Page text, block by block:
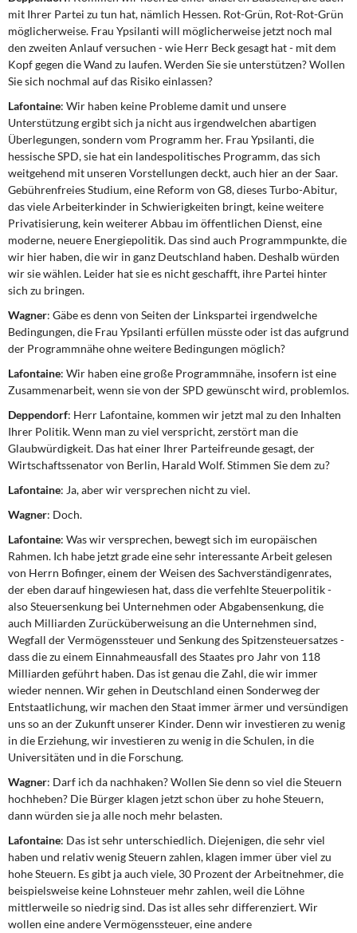
mit Ihrer Partei zu tun hat, nämlich Hessen. Rot-Grün, Rot-Rot-Grün
möglicherweise. Frau Ypsilanti will möglicherweise jetzt noch mal
den zweiten Anlauf versuchen - wie Herr Beck gesagt hat - mit dem
Kopf gegen die Wand zu laufen. Werden Sie sie unterstützen? Wollen
Sie sich nochmal auf das Risiko einlassen?
Lafontaine: Wir haben keine Probleme damit und unsere
Unterstützung ergibt sich ja nicht aus irgendwelchen abartigen
Überlegungen, sondern vom Programm her. Frau Ypsilanti, die
hessische SPD, sie hat ein landespolitisches Programm, das sich
weitgehend mit unseren Vorstellungen deckt, auch hier an der Saar.
Gebührenfreies Studium, eine Reform von G8, dieses Turbo-Abitur,
das viele Arbeiterkinder in Schwierigkeiten bringt, keine weitere
Privatisierung, kein weiterer Abbau im öffentlichen Dienst, eine
moderne, neuere Energiepolitik. Das sind auch Programmpunkte, die
wir hier haben, die wir in ganz Deutschland haben. Deshalb würden
wir sie wählen. Leider hat sie es nicht geschafft, ihre Partei hinter
sich zu bringen.
Wagner: Gäbe es denn von Seiten der Linkspartei irgendwelche
Bedingungen, die Frau Ypsilanti erfüllen müsste oder ist das aufgrund
der Programmnähe ohne weitere Bedingungen möglich?
Lafontaine: Wir haben eine große Programmnähe, insofern ist eine
Zusammenarbeit, wenn sie von der SPD gewünscht wird, problemlos.
Deppendorf: Herr Lafontaine, kommen wir jetzt mal zu den Inhalten
Ihrer Politik. Wenn man zu viel verspricht, zerstört man die
Glaubwürdigkeit. Das hat einer Ihrer Parteifreunde gesagt, der
Wirtschaftssenator von Berlin, Harald Wolf. Stimmen Sie dem zu?
Lafontaine: Ja, aber wir versprechen nicht zu viel.
Wagner: Doch.
Lafontaine: Was wir versprechen, bewegt sich im europäischen
Rahmen. Ich habe jetzt grade eine sehr interessante Arbeit gelesen
von Herrn Bofinger, einem der Weisen des Sachverständigenrates,
der eben darauf hingewiesen hat, dass die verfehlte Steuerpolitik -
also Steuersenkung bei Unternehmen oder Abgabensenkung, die
auch Milliarden Zurücküberweisung an die Unternehmen sind,
Wegfall der Vermögenssteuer und Senkung des Spitzensteuersatzes -
dass die zu einem Einnahmeausfall des Staates pro Jahr von 118
Milliarden geführt haben. Das ist genau die Zahl, die wir immer
wieder nennen. Wir gehen in Deutschland einen Sonderweg der
Entstaatlichung, wir machen den Staat immer ärmer und versündigen
uns so an der Zukunft unserer Kinder. Denn wir investieren zu wenig
in die Erziehung, wir investieren zu wenig in die Schulen, in die
Universitäten und in die Forschung.
Wagner: Darf ich da nachhaken? Wollen Sie denn so viel die Steuern
hochheben? Die Bürger klagen jetzt schon über zu hohe Steuern,
dann würden sie ja alle noch mehr belasten.
Lafontaine: Das ist sehr unterschiedlich. Diejenigen, die sehr viel
haben und relativ wenig Steuern zahlen, klagen immer über viel zu
hohe Steuern. Es gibt ja auch viele, 30 Prozent der Arbeitnehmer, die
beispielsweise keine Lohnsteuer mehr zahlen, weil die Löhne
mittlerweile so niedrig sind. Das ist alles sehr differenziert. Wir
wollen eine andere Vermögenssteuer, eine andere